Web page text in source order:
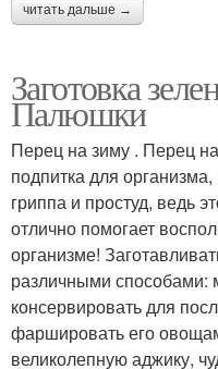
читать дальше →
Заготовка
Палюшки
Перец на зиму . Перец
подпитка для
гриппа и простуд, ведь
отлично помогает
организме!
различными способами:
консервировать для
фаршировать его
великолепную аджику,